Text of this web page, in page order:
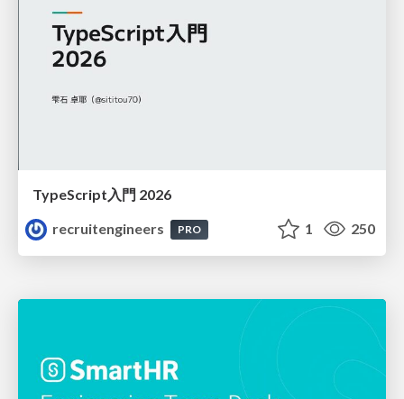
TypeScript入門 2026
recruitengineers
PRO 1 250